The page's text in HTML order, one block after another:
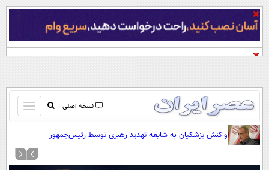
نسخه اصلی
باز
و
کردن
صفحه اول
آرشیو
واکنش پزشکیان به شایعه تهدید رهبری توسط رئیس‌جمهور